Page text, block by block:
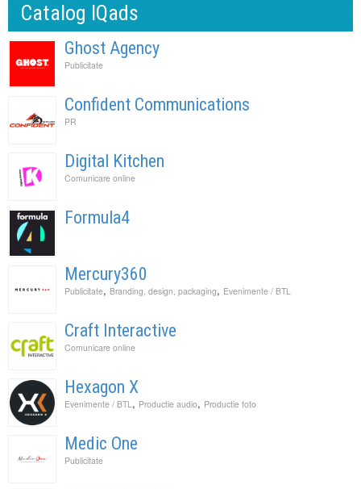
Catalog IQads
Ghost Agency
Publicitate
Confident Communications
PR
Digital Kitchen
Comunicare online
Formula4
Mercury360
Publicitate, Branding, design, packaging, Evenimente / BTL
Craft Interactive
Comunicare online
Hexagon X
Evenimente / BTL, Productie audio, Productie foto
Medic One
Publicitate